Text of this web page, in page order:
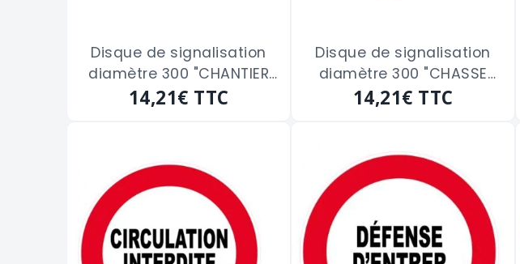
Disque de signalisation
diamètre 300 "CHANTIER
INTERDIT AU PUBLIC"
14,21€ TTC
Disque de signalisation
diamètre 300 "CHASSE
INTERDITE"
14,21€ TTC